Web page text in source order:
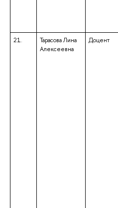
21.
Тарасова Лина
Алексеевна
Доцент